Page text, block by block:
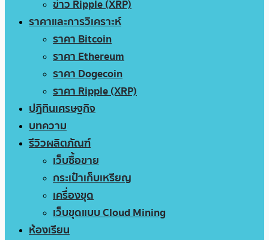
ข่าว Ripple (XRP)
ราคาและการวิเคราะห์
ราคา Bitcoin
ราคา Ethereum
ราคา Dogecoin
ราคา Ripple (XRP)
ปฏิทินเศรษฐกิจ
บทความ
รีวิวผลิตภัณฑ์
เว็บซื้อขาย
กระเป๋าเก็บเหรียญ
เครื่องขุด
เว็บขุดแบบ Cloud Mining
ห้องเรียน